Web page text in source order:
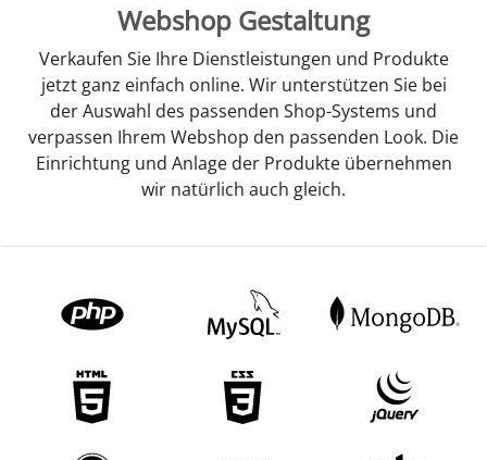
Webshop Gestaltung
Verkaufen Sie Ihre Dienstleistungen und Produkte
jetzt ganz einfach online. Wir unterstützen Sie bei
der Auswahl des passenden Shop-Systems und
verpassen Ihrem Webshop den passenden Look. Die
Einrichtung und Anlage der Produkte übernehmen
wir natürlich auch gleich.